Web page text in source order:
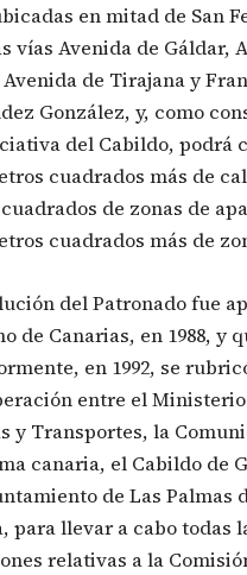
en mitad de San
vías Avenida de Gáldar,
Avenida de Tirajana y
González, y, como
del Cabildo, podrá
cuadrados más de
de zonas de
cuadrados más de
del Patronado fue
de Canarias, en 1988, y
en 1992, se
entre el
y Transportes, la
canaria, el Cabildo de
de Las Palmas
para llevar a cabo todas
relativas a la